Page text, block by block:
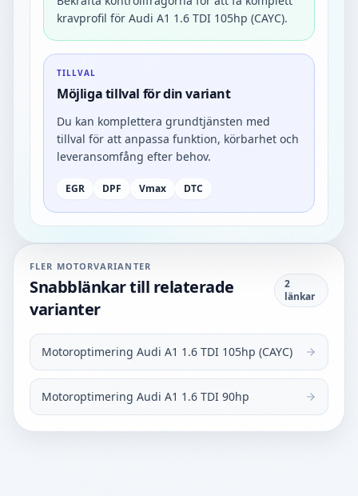
kravprofil för Audi A1 1.6 TDI 105hp (CAYC).
TILLVAL
Möjliga tillval för din variant
Du kan komplettera grundtjänsten med
tillval för att anpassa funktion, körbarhet och
leveransomfång efter behov.
EGR DPF Vmax DTC
FLER MOTORVARIANTER
Snabblänkar till relaterade
varianter
2
länkar
Motoroptimering Audi A1 1.6 TDI 105hp (CAYC)
Motoroptimering Audi A1 1.6 TDI 90hp